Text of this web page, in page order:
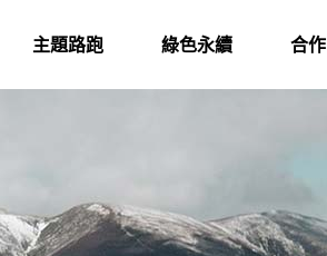
主題路跑 綠色永續 合作